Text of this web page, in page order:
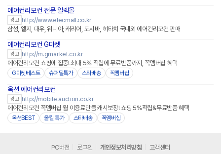
에어컨리모컨 전문 일렉몰
광고 http://www.elecmall.co.kr
삼성, 엘지, 대우, 위니아, 캐리어, 도시바, 히타치 국내외 에어컨리모컨 판매
에어컨리모컨 G마켓
광고 http://m.gmarket.co.kr
에어컨리모컨 쇼핑에 집중! 최대 5% 적립에 무료반품까지, 꼭멤버십 혜택
G마켓베스트 슈퍼딜특가 스타배송 꼭멤버십
옥션 에어컨리모컨
광고 http://mobile.auction.co.kr
에어컨리모컨 꼭멤버십 월 이용료만큼 캐시보장! 쇼핑 5%적립&무료반품 혜택
옥션BEST 올킬 특가 스타배송 꼭멤버십
PC버전 로그인 개인정보처리방침 고객센터